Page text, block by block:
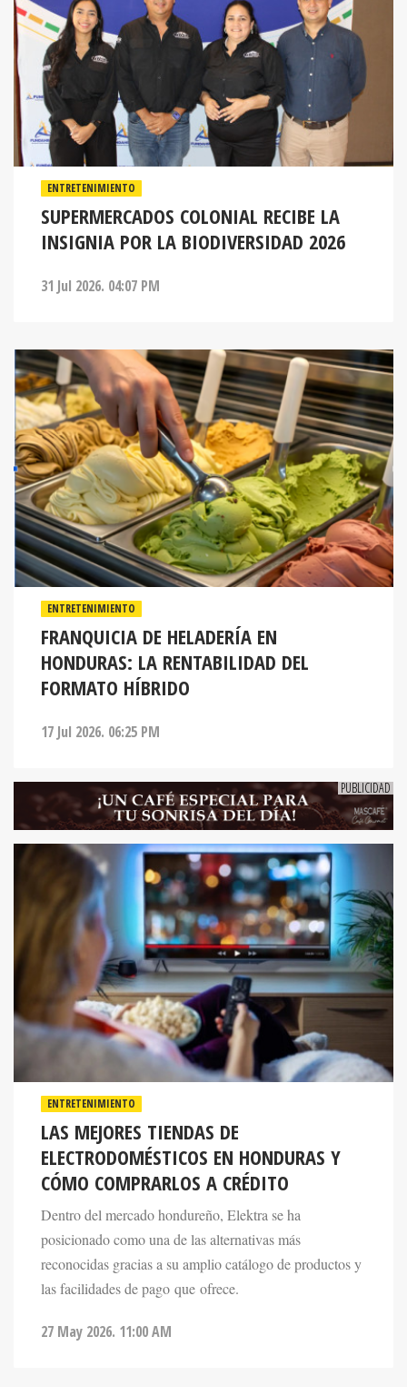
ENTRETENIMIENTO
SUPERMERCADOS COLONIAL RECIBE LA
INSIGNIA POR LA BIODIVERSIDAD 2026
31 Jul 2026. 04:07 PM
ENTRETENIMIENTO
FRANQUICIA DE HELADERÍA EN
HONDURAS: LA RENTABILIDAD DEL
FORMATO HÍBRIDO
17 Jul 2026. 06:25 PM
ENTRETENIMIENTO
LAS MEJORES TIENDAS DE
ELECTRODOMÉSTICOS EN HONDURAS Y
CÓMO COMPRARLOS A CRÉDITO
Dentro del mercado hondureño, Elektra se ha
posicionado como una de las alternativas más
reconocidas gracias a su amplio catálogo de productos y
las facilidades de pago que ofrece.
27 May 2026. 11:00 AM